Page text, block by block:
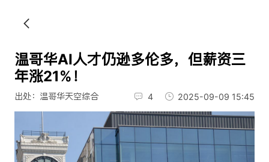
温哥华AI人才仍逊多伦多，但薪资三
年涨21%！
出处：温哥华天空综合 4 2025-09-09 15:45